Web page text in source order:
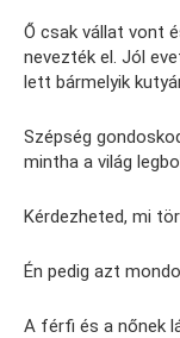
Ő csak vállat vont
nevezték el. Jól
lett bármelyik
Szépség
mintha a világ
Kérdezheted, mi
Én pedig azt
A férfi és a nőnek